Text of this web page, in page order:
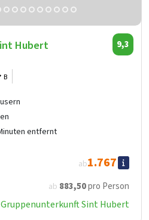
Hubert 9,3
B
entfernt
ab 883,50pro Person
ab1.767
Gruppenunterkunft Sint Hubert